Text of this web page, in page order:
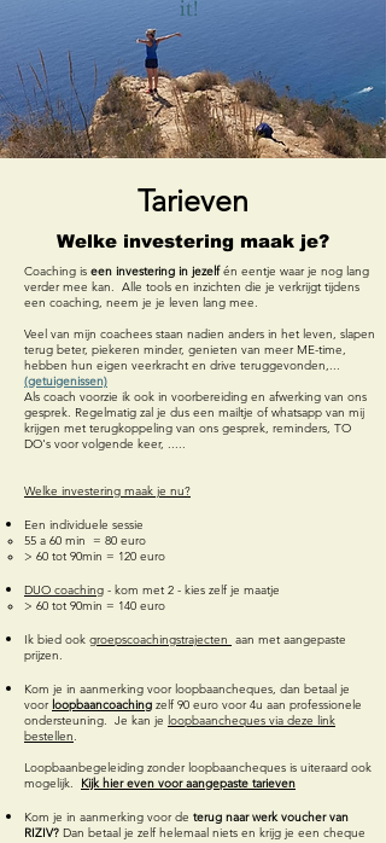
Tarieven
Welke investering maak je?
​Coaching is een investering in jezelfén eentje waar je nog lang
verder mee kan. Alle tools en inzichten die je verkrijgt tijdens
een coaching, neem je je leven lang mee.
Veel van mijn coachees staan nadien anders in het leven, slapen
terug beter, piekeren minder, genieten van meer ME-time,
hebben hun eigen veerkracht en drive teruggevonden,...
(getuigenissen)
Als coach voorzie ik ook in voorbereiding en afwerking van ons
gesprek. Regelmatig zal je dus een mailtje of whatsapp van mij
krijgen met terugkoppeling van ons gesprek, reminders, TO
DO's voor volgende keer, .....
Welke investering maak je nu?
Een individuele sessie
55 a 60 min = 80 euro
> 60 tot 90min = 120 euro
DUO coaching - kom met 2 - kies zelf je maatje
> 60 tot 90min = 140 euro
Ik bied ook groepscoachingstrajecten aan met aangepaste
prijzen.
Kom je in aanmerking voor loopbaancheques, dan betaal je
voor loopbaancoaching zelf 90 euro voor 4u aan professionele
ondersteuning. Je kan je loopbaancheques via deze link
bestellen.
Loopbaanbegeleiding zonder loopbaancheques is uiteraard ook
mogelijk. Kijk hier even voor aangepaste tarieven
Kom je in aanmerking voor de terug naar werk voucher van
RIZIV? Dan betaal je zelf helemaal niets en krijg je een cheque